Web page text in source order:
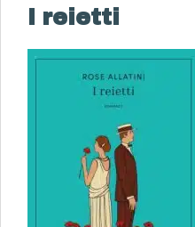
I reietti